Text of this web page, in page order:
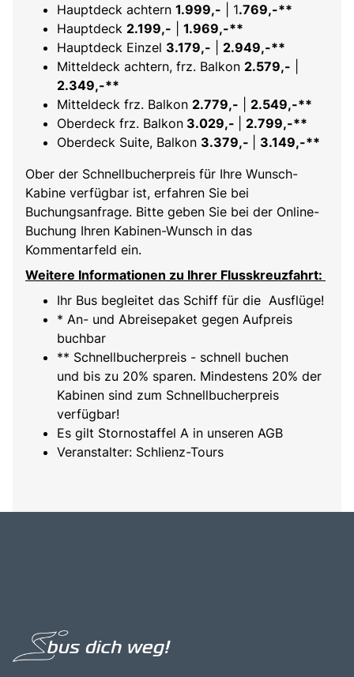
Hauptdeck achtern 1.999,- | 1.769,-**
Hauptdeck 2.199,-
1.969,-**
Hauptdeck Einzel 3.179,-
2.949,-**
Mitteldeck achtern, frz. Balkon 2.579,-
2.349,-**
Mitteldeck frz. Balkon 2.779,-
2.549,-**
Oberdeck frz. Balkon 3.029,-
2.799,-**
Oberdeck Suite, Balkon 3.379,-
3.149,-**
Ober der Schnellbucherpreis für Ihre Wunsch-
Kabine verfügbar ist, erfahren Sie bei
Buchungsanfrage. Bitte geben Sie bei der Online-
Buchung Ihren Kabinen-Wunsch in das
Kommentarfeld ein.
Weitere Informationen zu Ihrer Flusskreuzfahrt:
Ihr Bus begleitet das Schiff für die Ausflüge!
* An- und Abreisepaket gegen Aufpreis
buchbar
** Schnellbucherpreis - schnell buchen
und bis zu 20% sparen. Mindestens 20% der
Kabinen sind zum Schnellbucherpreis
verfügbar!
Es gilt Stornostaffel A in unseren AGB
Veranstalter: Schlienz-Tours